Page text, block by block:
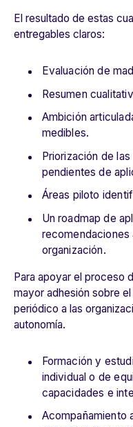
El resultado de estas
entregables claros:
Evaluación de
Resumen
Ambición
medibles.
Priorización de
pendientes de
Áreas piloto
Un roadmap de
organización.
Para apoyar el proceso
mayor adhesión sobre
periódico a las
autonomía.
Formación y
individual o de
capacidades e
Acompañamiento